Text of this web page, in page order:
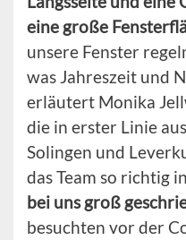
eine große
unsere Fenster
was Jahreszeit und
erläutert Monika
die in erster Linie
Solingen und
das Team so richtig
bei uns groß
besuchten vor der